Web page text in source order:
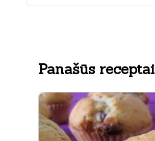
Panašūs receptai